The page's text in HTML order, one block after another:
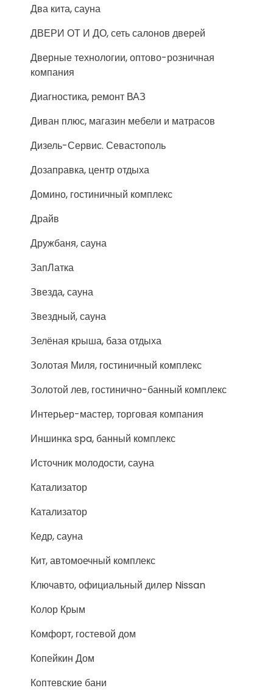
Два кита, сауна
ДВЕРИ ОТ И ДО, сеть салонов дверей
Дверные технологии, оптово-розничная
компания
Диагностика, ремонт ВАЗ
Диван плюс, магазин мебели и матрасов
Дизель-Сервис. Севастополь
Дозаправка, центр отдыха
Домино, гостиничный комплекс
Драйв
Дружбаня, сауна
ЗапЛатка
Звезда, сауна
Звездный, сауна
Зелёная крыша, база отдыха
Золотая Миля, гостиничный комплекс
Золотой лев, гостинично-банный комплекс
Интерьер-мастер, торговая компания
Иншинка spa, банный комплекс
Источник молодости, сауна
Катализатор
Катализатор
Кедр, сауна
Кит, автомоечный комплекс
Ключавто, официальный дилер Nissan
Колор Крым
Комфорт, гостевой дом
Копейкин Дом
Коптевские бани